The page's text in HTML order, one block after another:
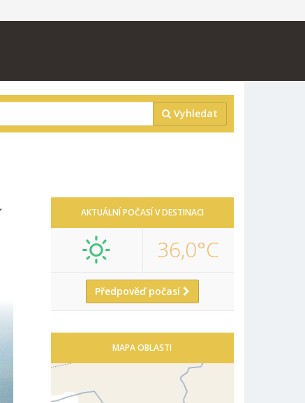
Vyhledat
AKTUÁLNÍ POČASÍ V DESTINACI
36,0°C
Předpověď počasí
MAPA OBLASTI